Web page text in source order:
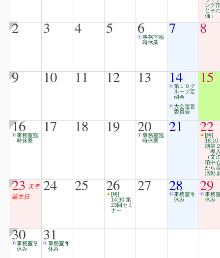
ング
とそ
価」
2 3 4 5 6事務室臨
時休業
7 8
9 10 11 12 13 14
第１０グ
ループ定
例会
大会運営
委員会
15
16
事務室臨
時休業
17 18 19 20
事務室臨
時休業
21 22
[終]
18:10
期第
「導
（文
項中
から
活動
23 天皇
誕生日
24 25 26
[終]
14:30 第
23回セミ
ナー
27 28
事務室冬
休み
29
事務
休み
30
事務室冬
休み
31
事務室冬
休み